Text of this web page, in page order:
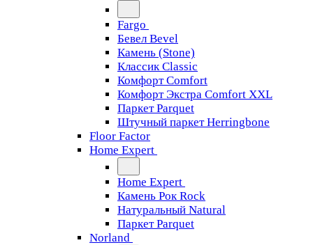
Fargo
Бевел Bevel
Камень (Stone)
Классик Classic
Комфорт Comfort
Комфорт Экстра Comfort XXL
Паркет Parquet
Штучный паркет Herringbone
Floor Factor
Home Expert
Home Expert
Камень Рок Rock
Натуральный Natural
Паркет Parquet
Norland